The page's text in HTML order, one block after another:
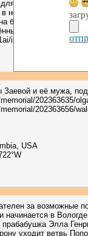
IXX в. также
нём содержатся.
более ранние
записи одного
images_doc/
и её мужа,
202363635/
202363656/
USA
за возможные
начинается в
Элла
уходит ветвь